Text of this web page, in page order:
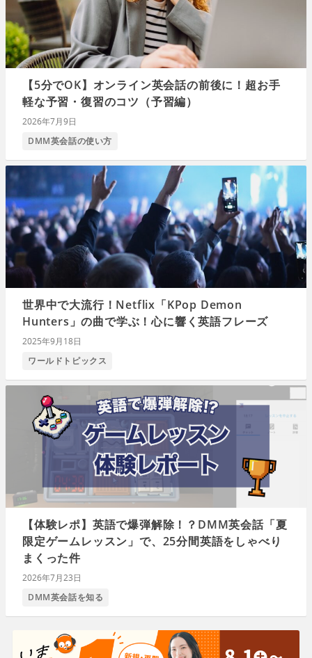
【5分でOK】オンライン英会話の前後に！超お手
軽な予習・復習のコツ（予習編）
2026年7月9日
DMM英会話の使い方
世界中で大流行！Netflix「KPop Demon
Hunters」の曲で学ぶ！心に響く英語フレーズ
2025年9月18日
ワールドトピックス
【体験レポ】英語で爆弾解除！？DMM英会話「夏
限定ゲームレッスン」で、25分間英語をしゃべり
まくった件
2026年7月23日
DMM英会話を知る